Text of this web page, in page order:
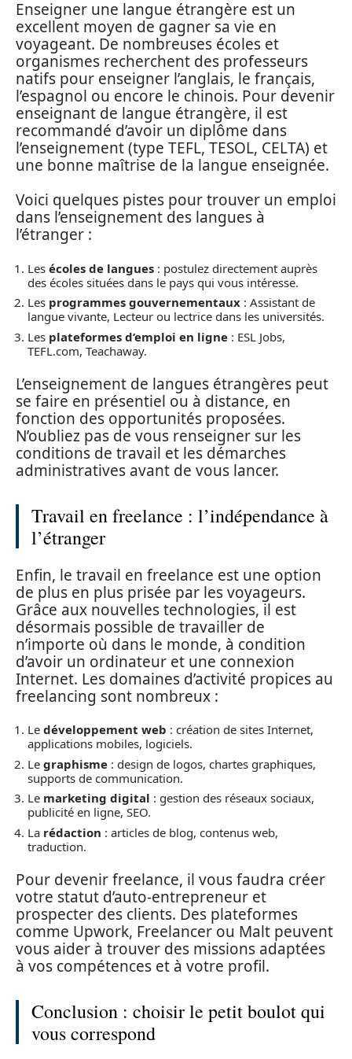
Enseigner une langue étrangère est un
excellent moyen de gagner sa vie en
voyageant. De nombreuses écoles et
organismes recherchent des professeurs
natifs pour enseigner l’anglais, le français,
l’espagnol ou encore le chinois. Pour devenir
enseignant de langue étrangère, il est
recommandé d’avoir un diplôme dans
l’enseignement (type TEFL, TESOL, CELTA) et
une bonne maîtrise de la langue enseignée.
Voici quelques pistes pour trouver un emploi
dans l’enseignement des langues à
l’étranger :
Les écoles de langues : postulez directement auprès
des écoles situées dans le pays qui vous intéresse.
Les programmes gouvernementaux : Assistant de
langue vivante, Lecteur ou lectrice dans les universités.
Les plateformes d’emploi en ligne : ESL Jobs,
TEFL.com, Teachaway.
L’enseignement de langues étrangères peut
se faire en présentiel ou à distance, en
fonction des opportunités proposées.
N’oubliez pas de vous renseigner sur les
conditions de travail et les démarches
administratives avant de vous lancer.
Travail en freelance : l’indépendance à
l’étranger
Enfin, le travail en freelance est une option
de plus en plus prisée par les voyageurs.
Grâce aux nouvelles technologies, il est
désormais possible de travailler de
n’importe où dans le monde, à condition
d’avoir un ordinateur et une connexion
Internet. Les domaines d’activité propices au
freelancing sont nombreux :
Le développement web : création de sites Internet,
applications mobiles, logiciels.
Le graphisme : design de logos, chartes graphiques,
supports de communication.
Le marketing digital : gestion des réseaux sociaux,
publicité en ligne, SEO.
La rédaction : articles de blog, contenus web,
traduction.
Pour devenir freelance, il vous faudra créer
votre statut d’auto-entrepreneur et
prospecter des clients. Des plateformes
comme Upwork, Freelancer ou Malt peuvent
vous aider à trouver des missions adaptées
à vos compétences et à votre profil.
Conclusion : choisir le petit boulot qui
vous correspond